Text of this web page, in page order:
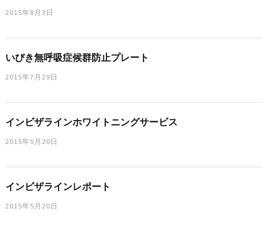
2015年8月3日
いびき無呼吸症候群防止プレート
2015年7月29日
インビザラインホワイトニングサービス
2015年5月20日
インビザラインレポート
2015年5月20日